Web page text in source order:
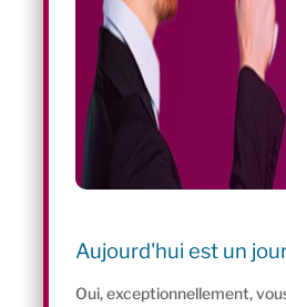
Aujourd'hui est un
Oui, exceptionnellement,